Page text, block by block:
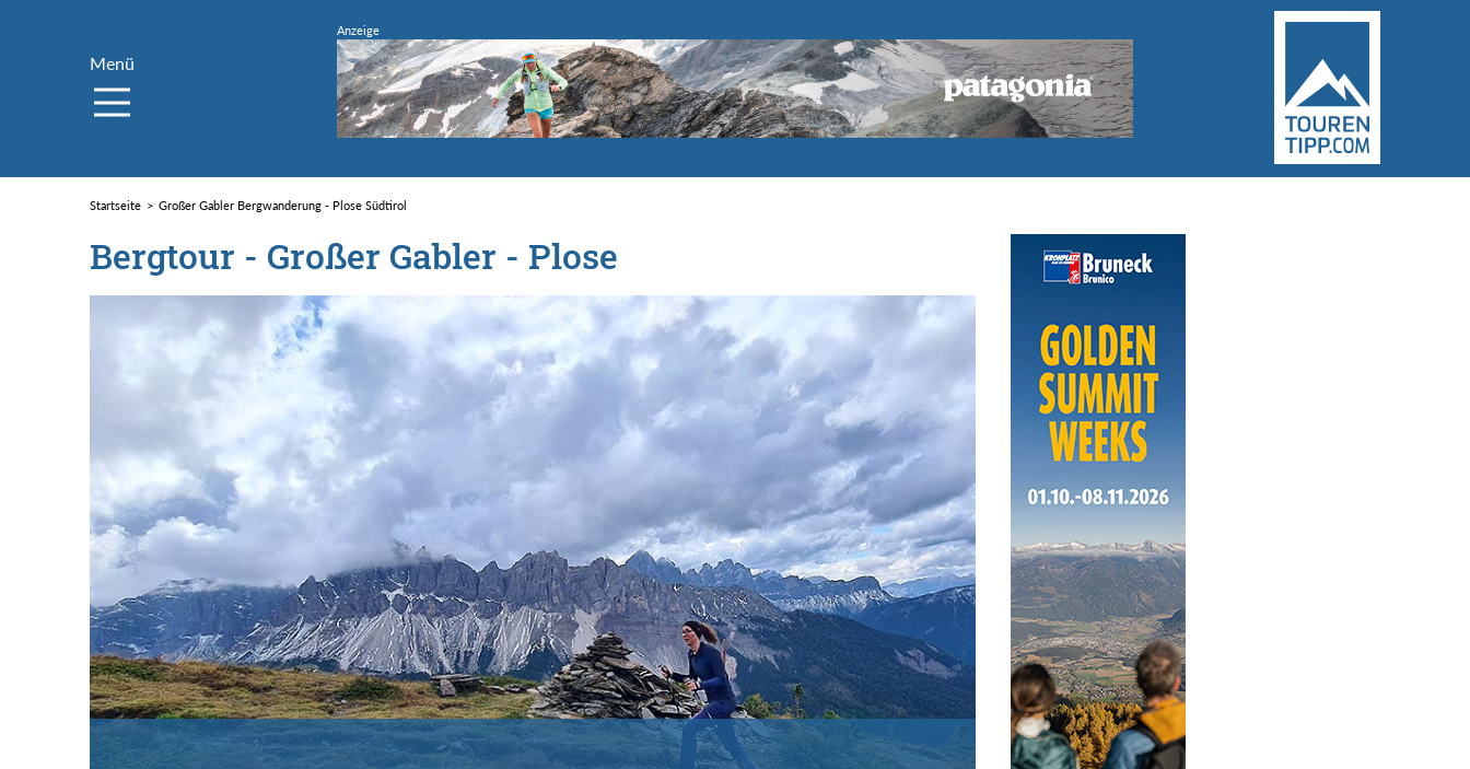
Menü
Startseite Großer Gabler Bergwanderung - Plose Südtirol
Bergtour - Großer Gabler - Plose